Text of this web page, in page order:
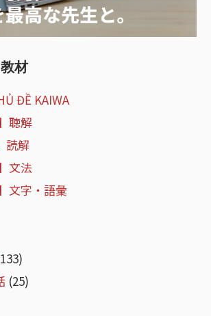
材
ĐỀ KAIWA
聴解
読解
文法
文字・語彙
(25)